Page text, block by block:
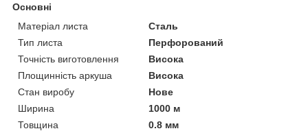
Основні
Матеріал листа
Сталь
Тип листа
Перфорований
Точність виготовлення
Висока
Площинність аркуша
Висока
Стан виробу
Нове
Ширина
1000 м
Товщина
0.8 мм